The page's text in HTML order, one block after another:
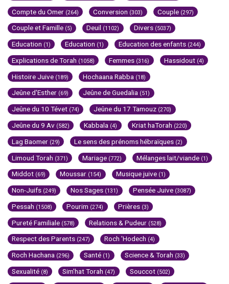
Compte du Omer (264) Conversion (303) Couple (297)
Couple et Famille (5) Deuil (1102) Divers (5037)
Education (1) Education (1) Education des enfants (244)
Explications de Torah (1058) Femmes (316) Hassidout (4)
Histoire Juive (189) Hochaana Rabba (18)
Jeûne d'Esther (69) Jeûne de Guedalia (51)
Jeûne du 10 Tévet (74) Jeûne du 17 Tamouz (270)
Jeûne du 9 Av (582) Kabbala (4) Kriat haTorah (220)
Lag Baomer (29) Le sens des prénoms hébraïques (2)
Limoud Torah (371) Mariage (772) Mélanges lait/viande (1)
Middot (69) Moussar (154) Musique juive (1)
Non-Juifs (249) Nos Sages (131) Pensée Juive (3087)
Pessah (1508) Pourim (274) Prières (3)
Pureté Familiale (578) Relations & Pudeur (528)
Respect des Parents (247) Roch 'Hodech (4)
Roch Hachana (296) Santé (1) Science & Torah (33)
Sexualité (8) Sim'hat Torah (47) Souccot (502)